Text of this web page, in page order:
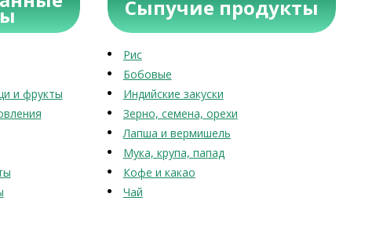
и фрукты
Сыпучие продукты
Рис
Бобовые
Индийские закуски
Зерно, семена, орехи
Лапша и вермишель
Мука, крупа, папад
Кофе и какао
Чай